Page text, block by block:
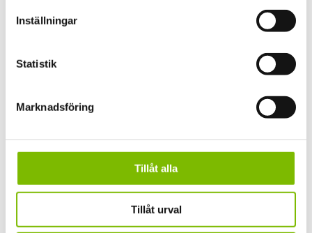
Inställningar
Statistik
Marknadsföring
Tillåt alla
Tillåt urval
Har du en fråga om produkten?
Efternamn
Din e-postadress(Obligatoriskt)